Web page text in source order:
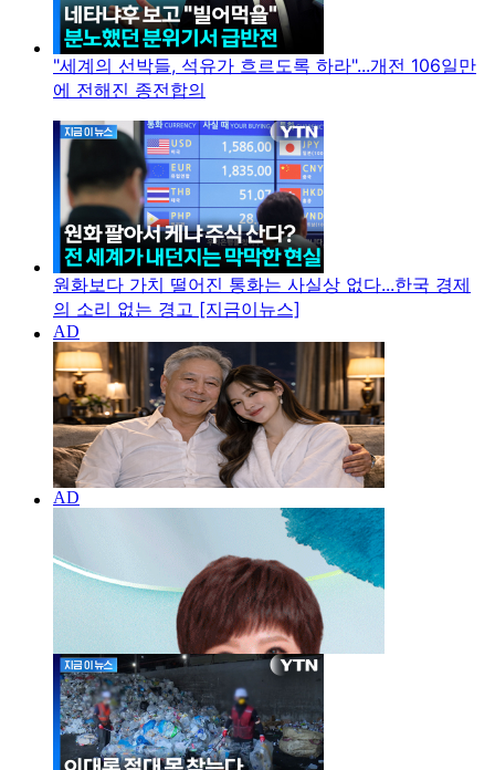
"세계의 선박들, 석유가 흐르도록 하라"...개전 106일만
에 전해진 종전합의
원화보다 가치 떨어진 통화는 사실상 없다...한국 경제
의 소리 없는 경고 [지금이뉴스]